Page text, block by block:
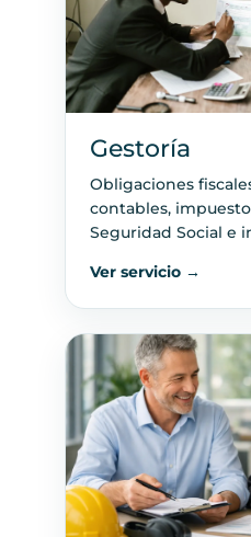
Gestoría
Obligaciones
contables,
Seguridad Social e
Ver servicio →